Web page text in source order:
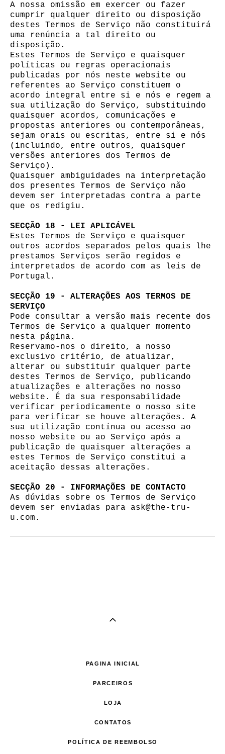
A nossa omissão em exercer ou fazer
cumprir qualquer direito ou disposição
destes Termos de Serviço não constituirá
uma renúncia a tal direito ou
disposição.
Estes Termos de Serviço e quaisquer
políticas ou regras operacionais
publicadas por nós neste website ou
referentes ao Serviço constituem o
acordo integral entre si e nós e regem a
sua utilização do Serviço, substituindo
quaisquer acordos, comunicações e
propostas anteriores ou contemporâneas,
sejam orais ou escritas, entre si e nós
(incluindo, entre outros, quaisquer
versões anteriores dos Termos de
Serviço).
Quaisquer ambiguidades na interpretação
dos presentes Termos de Serviço não
devem ser interpretadas contra a parte
que os redigiu.
SECÇÃO 18 - LEI APLICÁVEL
Estes Termos de Serviço e quaisquer
outros acordos separados pelos quais lhe
prestamos Serviços serão regidos e
interpretados de acordo com as leis de
Portugal.
SECÇÃO 19 - ALTERAÇÕES AOS TERMOS DE
SERVIÇO
Pode consultar a versão mais recente dos
Termos de Serviço a qualquer momento
nesta página.
Reservamo-nos o direito, a nosso
exclusivo critério, de atualizar,
alterar ou substituir qualquer parte
destes Termos de Serviço, publicando
atualizações e alterações no nosso
website. É da sua responsabilidade
verificar periodicamente o nosso site
para verificar se houve alterações. A
sua utilização contínua ou acesso ao
nosso website ou ao Serviço após a
publicação de quaisquer alterações a
estes Termos de Serviço constitui a
aceitação dessas alterações.
SECÇÃO 20 - INFORMAÇÕES DE CONTACTO
As dúvidas sobre os Termos de Serviço
devem ser enviadas para ask@the-tru-
u.com.
PAGINA INICIAL
PARCEIROS
LOJA
CONTATOS
POLÍTICA DE REEMBOLSO